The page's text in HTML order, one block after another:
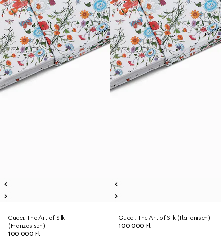
Gucci: The Art of Silk
(Französisch)
100 000 Ft
Gucci: The Art of Silk (Italienisch)
100 000 Ft